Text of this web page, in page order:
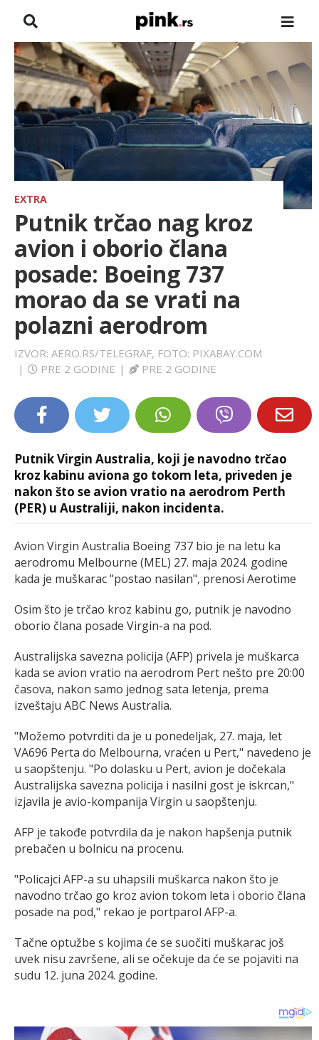
NASLOVNA
VESTI
ZADRUGA
SHOWBIZ
HRONIKA
FARMERI
SPORT
LIFESTYLE
EXTRA
EXTRA
Putnik trčao nag kroz
avion i oborio člana
posade: Boeing 737
morao da se vrati na
polazni aerodrom
IZVOR: AERO.RS/TELEGRAF, FOTO: PIXABAY.COM
|
PRE 2 GODINE | PRE 2 GODINE
Putnik Virgin Australia, koji je navodno trčao
kroz kabinu aviona go tokom leta, priveden je
nakon što se avion vratio na aerodrom Perth
(PER) u Australiji, nakon incidenta.
Avion Virgin Australia Boeing 737 bio je na letu ka
aerodromu Melbourne (MEL) 27. maja 2024. godine
kada je muškarac "postao nasilan", prenosi Aerotime
Osim što je trčao kroz kabinu go, putnik je navodno
oborio člana posade Virgin-a na pod.
Australijska savezna policija (AFP) privela je muškarca
kada se avion vratio na aerodrom Pert nešto pre 20:00
časova, nakon samo jednog sata letenja, prema
izveštaju ABC News Australia.
"Možemo potvrditi da je u ponedeljak, 27. maja, let
VA696 Perta do Melbourna, vraćen u Pert," navedeno je
u saopštenju. "Po dolasku u Pert, avion je dočekala
Australijska savezna policija i nasilni gost je iskrcan,"
izjavila je avio-kompanija Virgin u saopštenju.
AFP je takođe potvrdila da je nakon hapšenja putnik
prebačen u bolnicu na procenu.
"Policajci AFP-a su uhapsili muškarca nakon što je
navodno trčao go kroz avion tokom leta i oborio člana
posade na pod," rekao je portparol AFP-a.
Tačne optužbe s kojima će se suočiti muškarac još
uvek nisu završene, ali se očekuje da će se pojaviti na
sudu 12. juna 2024. godine.